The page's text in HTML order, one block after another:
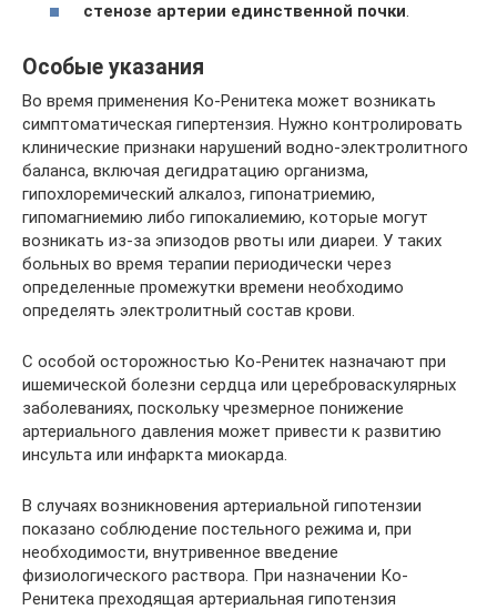
стенозе артерии единственной почки.
Особые указания
Во время применения Ко-Ренитека может возникать
симптоматическая гипертензия. Нужно контролировать
клинические признаки нарушений водно-электролитного
баланса, включая дегидратацию организма,
гипохлоремический алкалоз, гипонатриемию,
гипомагниемию либо гипокалиемию, которые могут
возникать из-за эпизодов рвоты или диареи. У таких
больных во время терапии периодически через
определенные промежутки времени необходимо
определять электролитный состав крови.
С особой осторожностью Ко-Ренитек назначают при
ишемической болезни сердца или цереброваскулярных
заболеваниях, поскольку чрезмерное понижение
артериального давления может привести к развитию
инсульта или инфаркта миокарда.
В случаях возникновения артериальной гипотензии
показано соблюдение постельного режима и, при
необходимости, внутривенное введение
физиологического раствора. При назначении Ко-
Ренитека преходящая артериальная гипотензия